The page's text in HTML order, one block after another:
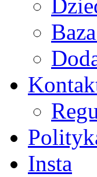
Insta